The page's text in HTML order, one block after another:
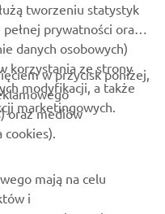
tworzeniu statystyk
prywatności oraz
danych osobowych)
korzystania ze strony
modyfikacji, a także
marketingowych.
w przycisk poniżej,
oraz mediów
cookies).
mają na celu
i